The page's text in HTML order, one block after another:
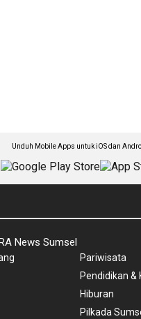
Unduh Mobile Apps untuk iOS dan
News Sumsel
Pariwisata
Pendidikan &
Hiburan
Pilkada